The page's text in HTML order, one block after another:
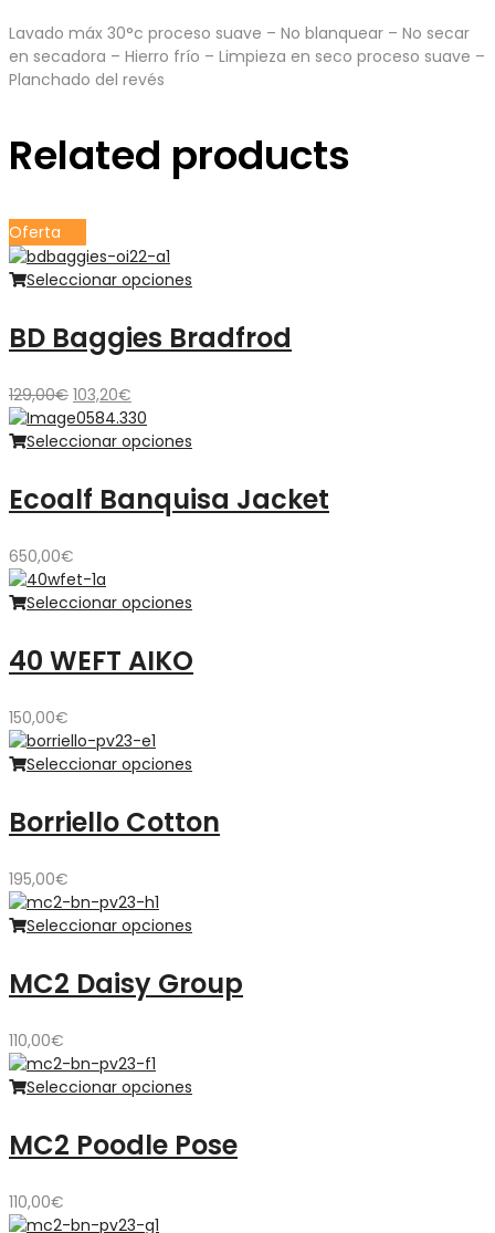
Lavado máx 30°c proceso suave – No blanquear – No secar
en secadora – Hierro frío – Limpieza en seco proceso suave –
Planchado del revés
Related products
Oferta
Seleccionar opciones
BD Baggies Bradfrod
129,00€ El
precio
original
129,00€.
103,20€
precio
actual
103,20€.
Seleccionar opciones
Ecoalf Banquisa Jacket
650,00€
Seleccionar opciones
40 WEFT AIKO
150,00€
Seleccionar opciones
Borriello Cotton
195,00€
Seleccionar opciones
MC2 Daisy Group
110,00€
Seleccionar opciones
MC2 Poodle Pose
110,00€